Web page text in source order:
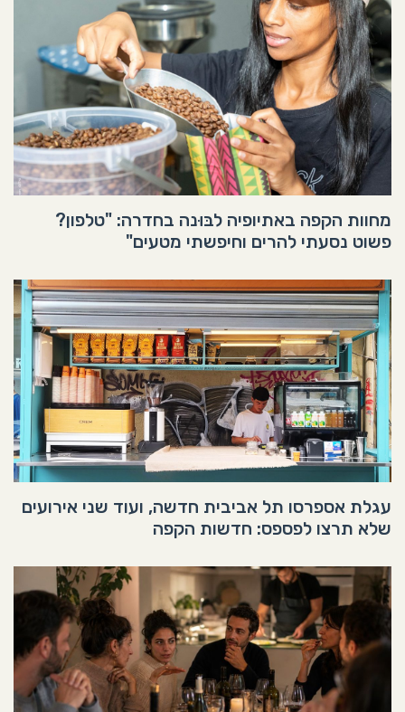
מחוות הקפה באתיופיה לבּוּנה בחדרה: "טלפון?
פשוט נסעתי להרים וחיפשתי מטעים"
עגלת אספרסו תל אביבית חדשה, ועוד שני אירועים
שלא תרצו לפספס: חדשות הקפה